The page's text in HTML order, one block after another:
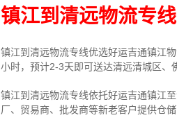
镇江到清远物流专线
镇江到清远物流专线优选好运吉通镇江
小时，预计2-3天即可送达清远清城区、
镇江到清远物流专线依托好运吉通镇江
厂、贸易商、批发商等新老客户提供仓